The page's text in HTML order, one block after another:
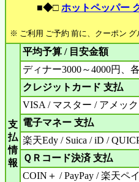
■◆□ ホットペッパー
※ ご利用 ご予約 前に、クーポン
支
払
情
報
平均予算 / 目安金額
ディナー3000～4000円、
クレジットカード 支払
VISA / マスター / アメッ
電子マネー 支払
楽天Edy / Suica / iD /
ＱＲコード決済 支払
COIN＋ / PayPay / 楽天ペ